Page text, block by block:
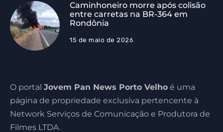
Caminhoneiro morre após colisão
entre carretas na BR-364 em
Rondônia
15 de maio de 2026
O portal Jovem Pan News Porto Velho é uma
página de propriedade exclusiva pertencente à
Network Serviços de Comunicação e Produtora de
Filmes LTDA.